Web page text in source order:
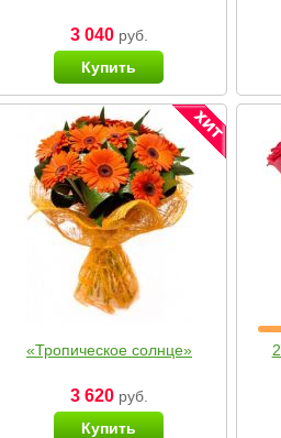
3 040руб.
Купить
«Тропическое солнце»
3 620руб.
Купить